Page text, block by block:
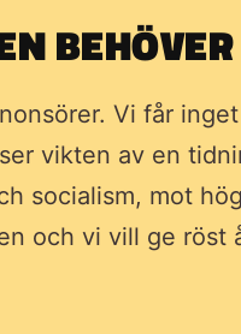
Vi får
vikten av en
socialism, mot
och vi vill ge röst